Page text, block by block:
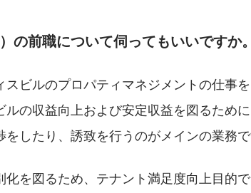
の前職について伺ってもいいですか。
ビルのプロパティマネジメントの仕事
の収益向上および安定収益を図るため
したり、誘致を行うのがメインの業務で
化を図るため、テナント満足度向上目的